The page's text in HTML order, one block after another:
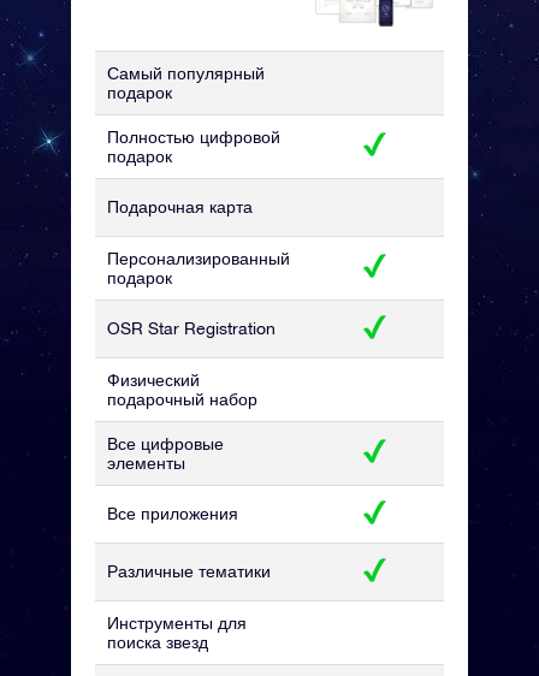
Самый популярный
подарок
Полностью цифровой
подарок
Подарочная карта
Персонализированный
подарок
OSR Star Registration
Физический
подарочный набор
Все цифровые
элементы
Все приложения
Различные тематики
Инструменты для
поиска звезд